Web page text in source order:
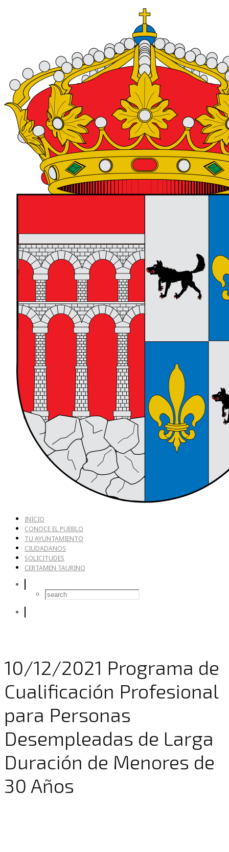
INICIO
CONOCE EL PUEBLO
TU AYUNTAMIENTO
CIUDADANOS
SOLICITUDES
CERTAMEN TAURINO
10/12/2021 Programa de
Cualificación Profesional
para Personas
Desempleadas de Larga
Duración de Menores de
30 Años